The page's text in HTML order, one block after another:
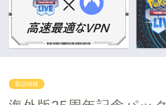
製品情報